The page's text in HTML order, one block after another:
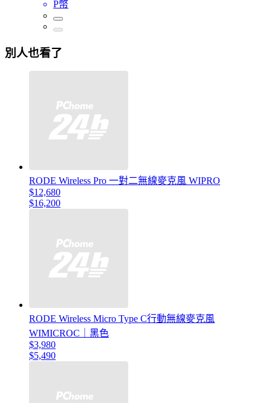
P幣
別人也看了
RODE Wireless Pro 一對二無線麥克風 WIPRO
$12,680
$16,200
RODE Wireless Micro Type C行動無線麥克風
WIMICROC｜黑色
$3,980
$5,490